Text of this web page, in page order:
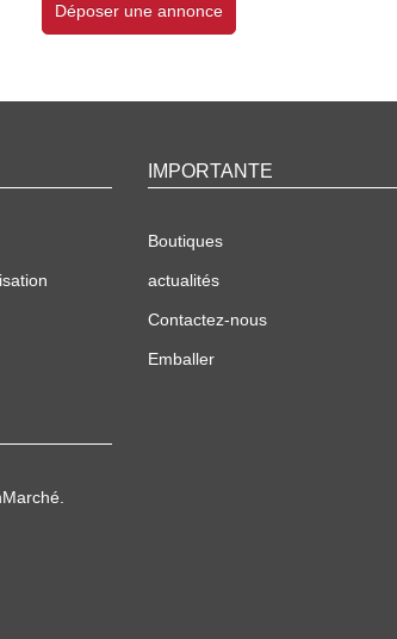
Déposer une annonce
IMPORTANTE
Boutiques
actualités
Contactez-nous
Emballer